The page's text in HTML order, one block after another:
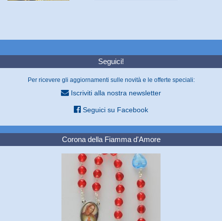
Seguici!
Per ricevere gli aggiornamenti sulle novità e le offerte speciali:
Iscriviti alla nostra newsletter
Seguici su Facebook
Corona della Fiamma d'Amore